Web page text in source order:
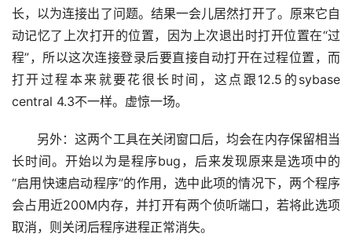
长，以为连接出了问题。结果一会儿居然打开了。原来它自
动记忆了上次打开的位置，因为上次退出时打开位置在“过
程”，所以这次连接登录后要直接自动打开在过程位置，而
打开过程本来就要花很长时间，这点跟12.5的sybase
central 4.3不一样。虚惊一场。
另外：这两个工具在关闭窗口后，均会在内存保留相当
长时间。开始以为是程序bug，后来发现原来是选项中的
“启用快速启动程序”的作用，选中此项的情况下，两个程序
会占用近200M内存，并打开有两个侦听端口，若将此选项
取消，则关闭后程序进程正常消失。